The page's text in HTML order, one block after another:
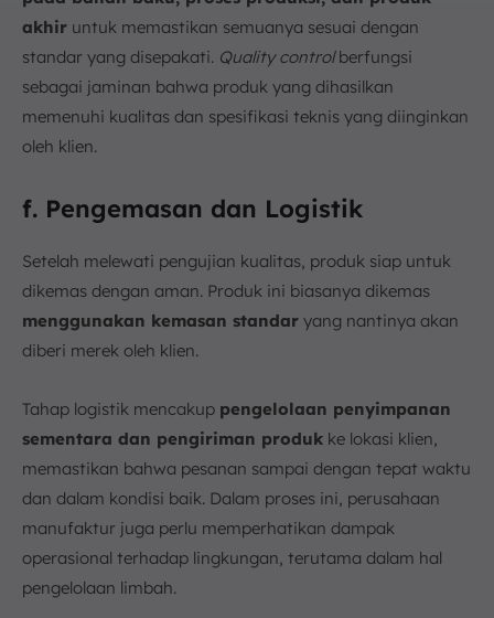
akhir untuk memastikan semuanya sesuai dengan
standar yang disepakati. Quality controlberfungsi
sebagai jaminan bahwa produk yang dihasilkan
memenuhi kualitas dan spesifikasi teknis yang diinginkan
oleh klien.
f. Pengemasan dan Logistik
Setelah melewati pengujian kualitas, produk siap untuk
dikemas dengan aman. Produk ini biasanya dikemas
menggunakan kemasan standar yang nantinya akan
diberi merek oleh klien.
Tahap logistik mencakup pengelolaan penyimpanan
sementara dan pengiriman produk ke lokasi klien,
memastikan bahwa pesanan sampai dengan tepat waktu
dan dalam kondisi baik. Dalam proses ini, perusahaan
manufaktur juga perlu memperhatikan dampak
operasional terhadap lingkungan, terutama dalam hal
pengelolaan limbah.